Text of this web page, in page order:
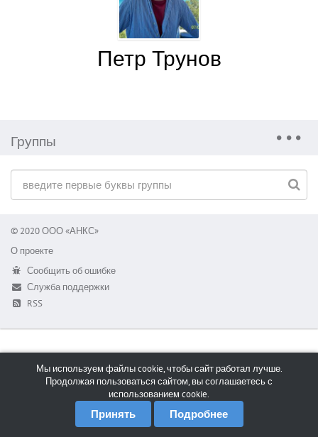
Петр Трунов
Группы
© 2020 ООО «АНКС»
О проекте
Сообщить об ошибке
Служба поддержки
RSS
Мы используем файлы cookie, чтобы сайт работал лучше.
Продолжая пользоваться сайтом, вы соглашаетесь с
использованием cookie.
Принять Подробнее